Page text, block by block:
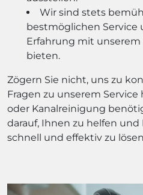
Wir sind stets
bestmöglichen Service
Erfahrung mit
bieten.
Zögern Sie nicht, uns zu
Fragen zu unserem
oder Kanalreinigung
darauf, Ihnen zu helfen
schnell und effektiv zu